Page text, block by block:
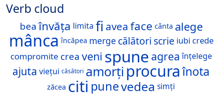
Verb cloud
bea învăța limita fi avea face cânta alege
mânca încăpea merge călători scrie iubi crede
compromite crea veni spune agrea înțelege
ajuta viețui căsători amorți procuraînota
zăcea citi punevedea simți